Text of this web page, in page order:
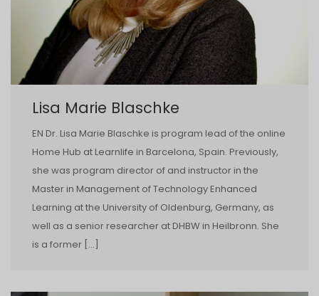
Lisa Marie Blaschke
EN Dr. Lisa Marie Blaschke is program lead of the online
Home Hub at Learnlife in Barcelona, Spain. Previously,
she was program director of and instructor in the
Master in Management of Technology Enhanced
Learning at the University of Oldenburg, Germany, as
well as a senior researcher at DHBW in Heilbronn. She
is a former […]